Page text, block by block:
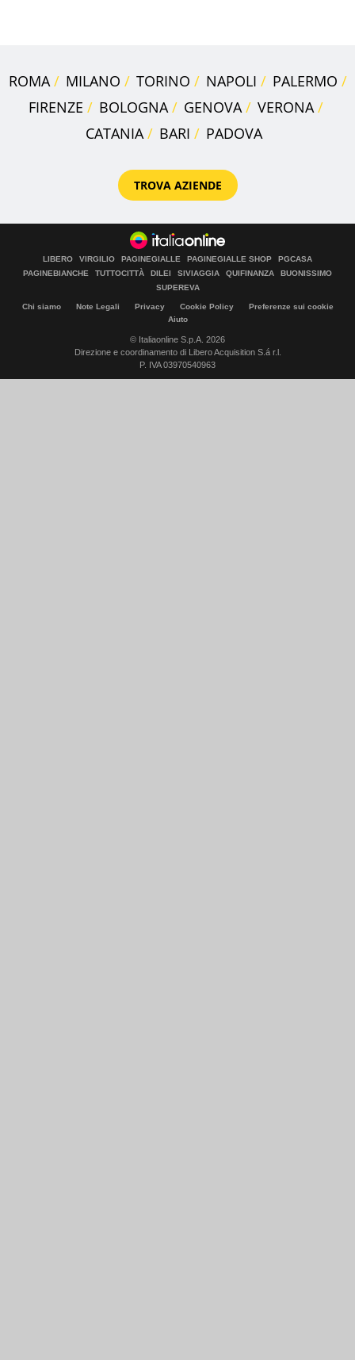
ROMA MILANO TORINO NAPOLI
PALERMO
FIRENZE
BOLOGNA GENOVA
VERONA
CATANIA
BARI PADOVA
TROVA AZIENDE
LIBERO VIRGILIO PAGINEGIALLE PAGINEGIALLE SHOP
PGCASA
PAGINEBIANCHE
TUTTOCITTÀ DILEI SIVIAGGIA QUIFINANZA
BUONISSIMO
SUPEREVA
Chi siamo Note Legali Privacy Cookie Policy
Preferenze sui cookie
Aiuto
© Italiaonline S.p.A. 2026
Direzione e coordinamento di Libero Acquisition S.á r.l.
P. IVA 03970540963